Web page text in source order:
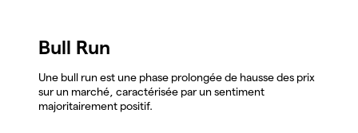
Bull Run
Une bull run est une phase prolongée de hausse des prix
sur un marché, caractérisée par un sentiment
majoritairement positif.